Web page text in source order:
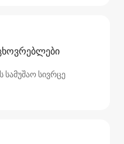
სამუშაო სივრცე